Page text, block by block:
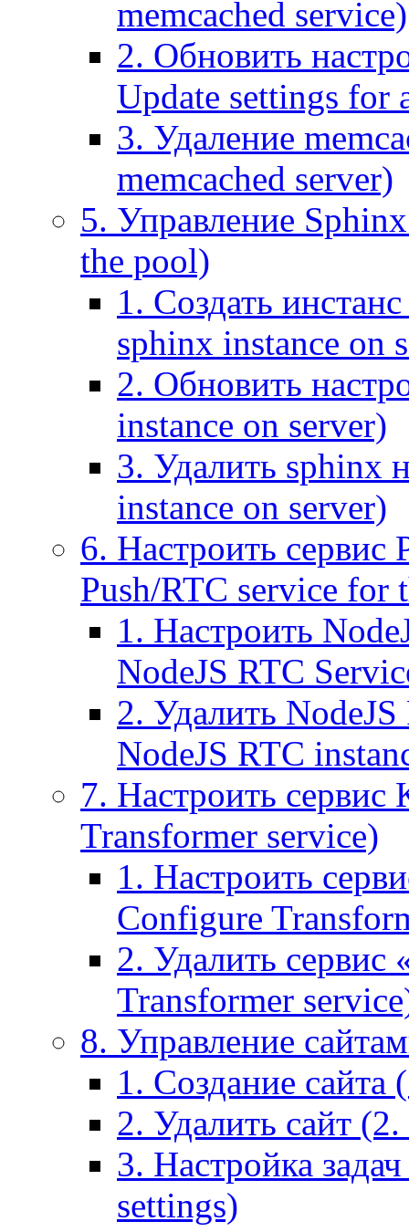
memcached service)
2. Обновить
Update settings for
3. Удаление
memcached server)
5. Управление
the pool)
1. Создать
sphinx instance on
2. Обновить
instance on server)
3. Удалить sphinx
instance on server)
6. Настроить
Push/RTC service for
1. Настроить
NodeJS RTC
2. Удалить
NodeJS RTC
7. Настроить
Transformer service)
1. Настроить
Configure
2. Удалить сервис
Transformer
8. Управление
1. Создание сайта
2. Удалить сайт
3. Настройка
settings)